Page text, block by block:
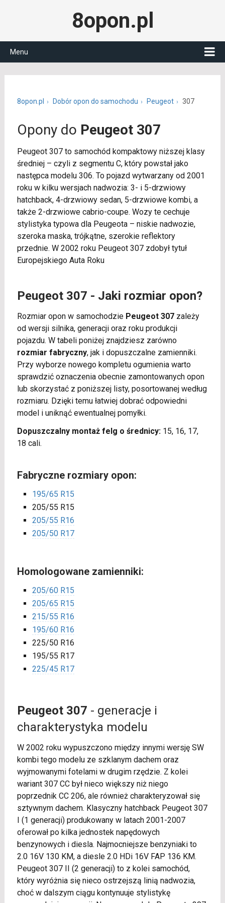
8opon.pl
Menu
8opon.pl Dobór opon do samochodu Peugeot 307
Opony do Peugeot 307
Peugeot 307 to samochód kompaktowy niższej klasy
średniej – czyli z segmentu C, który powstał jako
następca modelu 306. To pojazd wytwarzany od 2001
roku w kilku wersjach nadwozia: 3- i 5-drzwiowy
hatchback, 4-drzwiowy sedan, 5-drzwiowe kombi, a
także 2-drzwiowe cabrio-coupe. Wozy te cechuje
stylistyka typowa dla Peugeota – niskie nadwozie,
szeroka maska, trójkątne, szerokie reflektory
przednie. W 2002 roku Peugeot 307 zdobył tytuł
Europejskiego Auta Roku
Peugeot 307 - Jaki rozmiar opon?
Rozmiar opon w samochodzie Peugeot 307zależy
od wersji silnika, generacji oraz roku produkcji
pojazdu. W tabeli poniżej znajdziesz zarówno
rozmiar fabryczny, jak i dopuszczalne zamienniki.
Przy wyborze nowego kompletu ogumienia warto
sprawdzić oznaczenia obecnie zamontowanych opon
lub skorzystać z poniższej listy, posortowanej według
rozmiaru. Dzięki temu łatwiej dobrać odpowiedni
model i uniknąć ewentualnej pomyłki.
Dopuszczalny montaż felg o średnicy:15, 16, 17,
18 cali.
Fabryczne rozmiary opon:
195/65 R15
205/55 R15
205/55 R16
205/50 R17
Homologowane zamienniki:
205/60 R15
205/65 R15
215/55 R16
195/60 R16
225/50 R16
195/55 R17
225/45 R17
Peugeot 307 - generacje i
charakterystyka modelu
W 2002 roku wypuszczono między innymi wersję SW
kombi tego modelu ze szklanym dachem oraz
wyjmowanymi fotelami w drugim rzędzie. Z kolei
wariant 307 CC był nieco większy niż niego
poprzednik CC 206, ale również charakteryzował się
sztywnym dachem. Klasyczny hatchback Peugeot 307
I (1 generacji) produkowany w latach 2001-2007
oferował po kilka jednostek napędowych
benzynowych i diesla. Najmocniejsze benzyniaki to
2.0 16V 130 KM, a diesle 2.0 HDi 16V FAP 136 KM.
Peugeot 307 II (2 generacji) to z kolei samochód,
który wyróżnia się nieco ostrzejszą linią nadwozia,
choć w dalszym ciągu kontynuuje stylistykę